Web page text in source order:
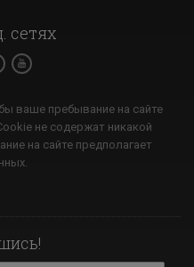
сетях
ваше пребывание на сайте
не содержат никакой
на сайте предполагает